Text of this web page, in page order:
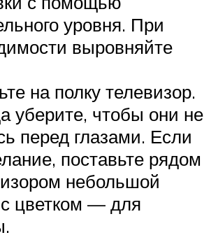
уровня. При
выровняйте
на полку телевизор.
уберите, чтобы они не
перед глазами. Если
поставьте рядом
небольшой
цветком — для